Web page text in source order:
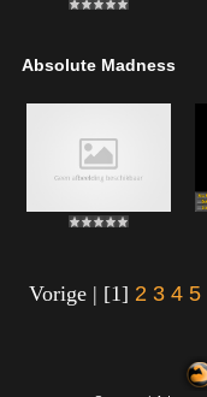
Absolute Madness
Vorige | [1] 2 3 4 5